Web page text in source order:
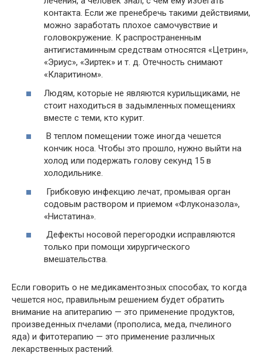
контакта. Если же пренебречь такими действиями,
можно заработать плохое самочувствие и
головокружение. К распространенным
антигистаминным средствам относятся «Цетрин»,
«Эриус», «Зиртек» и т. д. Отечность снимают
«Кларитином».
Людям, которые не являются курильщиками, не
стоит находиться в задымленных помещениях
вместе с теми, кто курит.
В теплом помещении тоже иногда чешется
кончик носа. Чтобы это прошло, нужно выйти на
холод или подержать голову секунд 15 в
холодильнике.
Грибковую инфекцию лечат, промывая орган
содовым раствором и приемом «Флуконазола»,
«Нистатина».
Дефекты носовой перегородки исправляются
только при помощи хирургического
вмешательства.
Если говорить о не медикаментозных способах, то когда
чешется нос, правильным решением будет обратить
внимание на апитерапию — это применение продуктов,
произведенных пчелами (прополиса, меда, пчелиного
яда) и фитотерапию — это применение различных
лекарственных растений.